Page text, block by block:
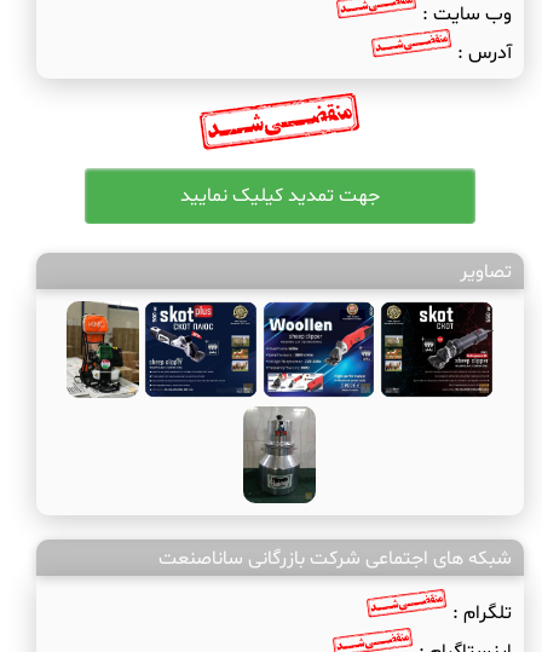
وب سایت :
آدرس :
تصاویر
شبکه های اجتماعی شرکت بازرگانی ساناصنعت
تلگرام :